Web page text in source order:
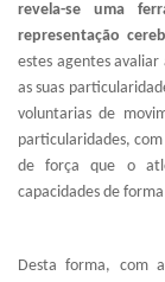
revela-se uma
representação
estes agentes
as suas
voluntarias de
particularidades,
de força que o
capacidades de
Desta forma, com